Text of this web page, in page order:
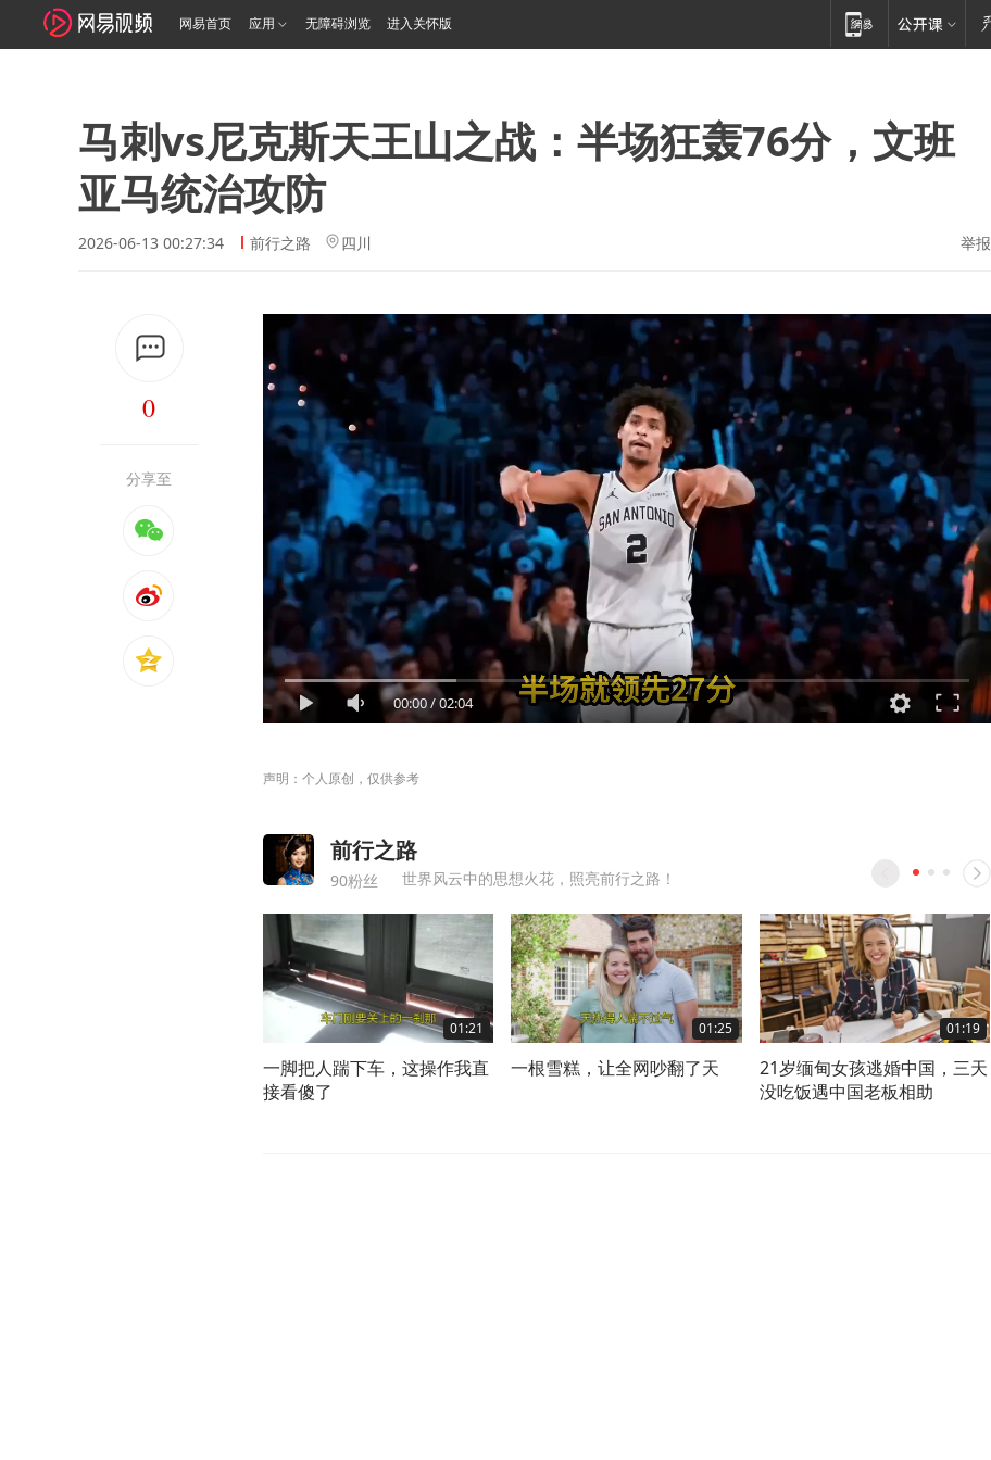
网易首页 应用 无障碍浏览 进入关怀版
马刺vs尼克斯天王山之战：半场狂轰76分，文班
亚马统治攻防
2026-06-13 00:27:34 前行之路 四川 举报
0
分享至
00:00/02:04
声明：个人原创，仅供参考
前行之路
90粉丝 世界风云中的思想火花，照亮前行之路！
01:21
一脚把人踹下车，这操作我直
接看傻了
01:25
一根雪糕，让全网吵翻了天
01:19
21岁缅甸女孩逃婚中国，三天
没吃饭遇中国老板相助